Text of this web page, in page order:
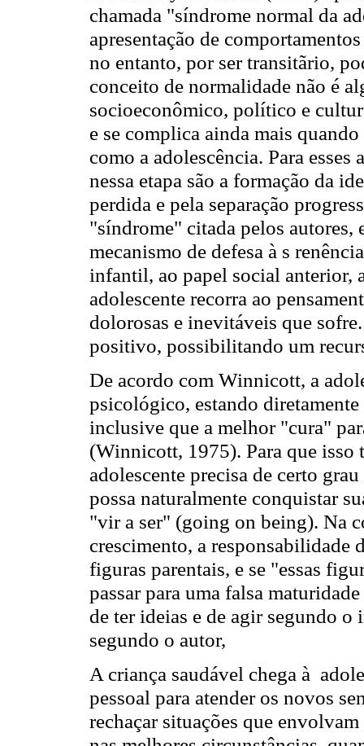
chamada "síndrome normal da
apresentação de
no entanto, por ser transitãrio,
conceito de normalidade não é
socioeconômico, político e
e se complica ainda mais
como a adolescência. Para
nessa etapa são a formação da
perdida e pela separação
"síndrome" citada pelos autores,
mecanismo de defesa à s
infantil, ao papel social anterior,
adolescente recorra ao
dolorosas e inevitáveis que
positivo, possibilitando um
De acordo com Winnicott, a
psicológico, estando
inclusive que a melhor "cura"
(Winnicott, 1975). Para que isso
adolescente precisa de certo
possa naturalmente conquistar
"vir a ser" (going on being). Na
crescimento, a responsabilidade
figuras parentais, e se "essas
passar para uma falsa
de ter ideias e de agir segundo
segundo o autor,
A criança saudável chega à
pessoal para atender os novos
rechaçar situações que